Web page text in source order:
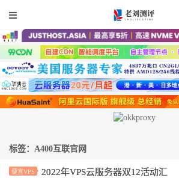
标签：A400互联官网
便宜VPS
2022年VPS云服务器双12活动汇